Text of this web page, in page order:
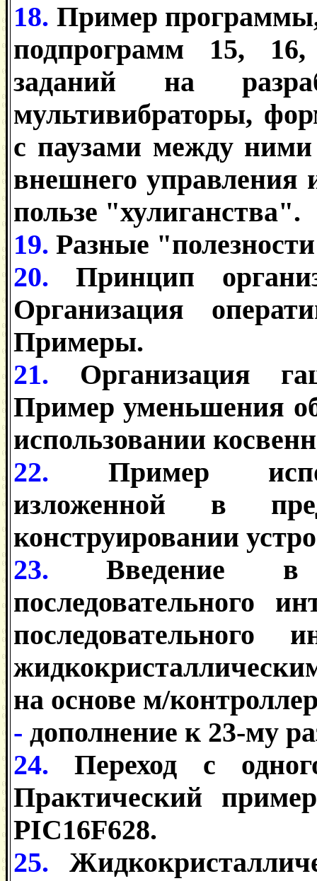
18. Пример
подпрограмм 15,
заданий на
мультивибраторы,
с паузами между
внешнего
пользе "хулиганства".
19. Разные
20. Принцип
Организация
Примеры.
21. Организация
Пример уменьшения
использовании
22. Пример
изложенной в
конструировании
23.Введение в
последовательного
на основе м/
- дополнение к 23-му
24. Переход с
Практический
PIC16F628.
25.